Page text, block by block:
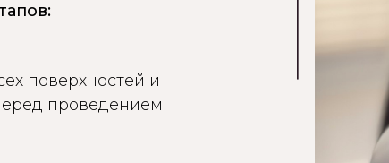
поверхностей и
проведением